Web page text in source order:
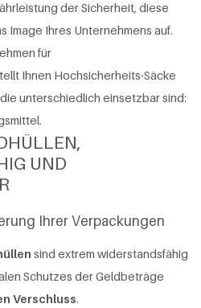
der Sicherheit, diese
Image Ihres Unternehmens auf.
für
Ihnen Hochsicherheits-Säcke
unterschiedlich einsetzbar sind:
UND
Ihrer Verpackungen
sind extrem widerstandsfähig
Schutzes der Geldbeträge
Verschluss.